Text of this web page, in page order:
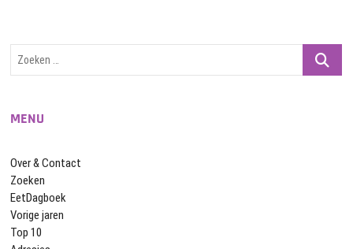
Zoeken
MENU
Over & Contact
Zoeken
EetDagboek
Vorige jaren
Top 10